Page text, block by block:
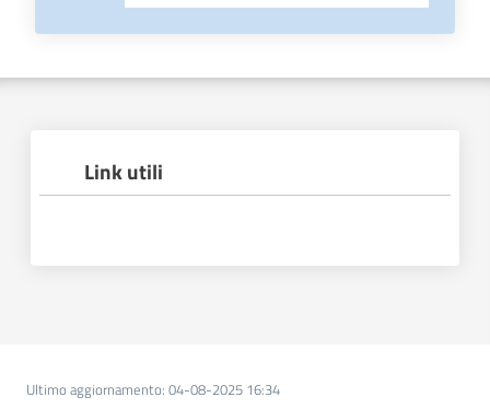
Link utili
Ultimo aggiornamento: 04-08-2025 16:34